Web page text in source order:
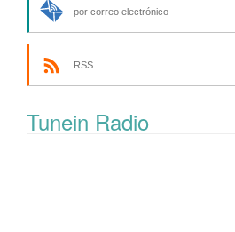
por correo electrónico
RSS
Tunein Radio